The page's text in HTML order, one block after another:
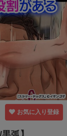
お気に入り登録